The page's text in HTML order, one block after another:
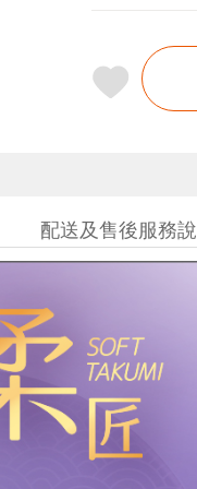
配送及售後服務